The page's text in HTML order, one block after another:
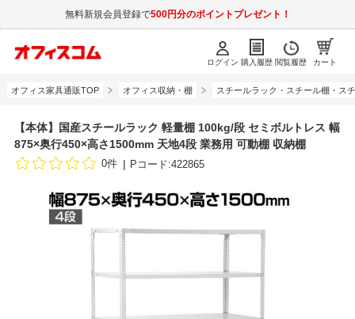
無料新規会員登録で500円分のポイントプレゼント！
ログイン 購入履歴 閲覧履歴 カート
オフィス家具通販TOP オフィス収納・棚 スチールラック・スチール棚・ス
【本体】国産スチールラック 軽量棚 100kg/段 セミボルトレス 幅
875×奥行450×高さ1500mm 天地4段 業務用 可動棚 収納棚
0件 Pコード:422865